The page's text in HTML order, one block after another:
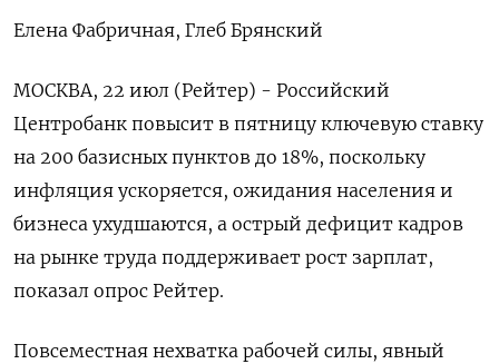
Елена Фабричная, Глеб Брянский
МОСКВА, 22 июл (Рейтер) - Российский
Центробанк повысит в пятницу ключевую ставку
на 200 базисных пунктов до 18%, поскольку
инфляция ускоряется, ожидания населения и
бизнеса ухудшаются, а острый дефицит кадров
на рынке труда поддерживает рост зарплат,
показал опрос Рейтер.
Повсеместная нехватка рабочей силы, явный